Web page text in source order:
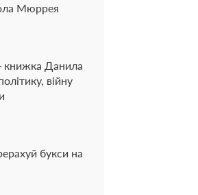
Мюррея
книжка Данила
війну
букси на